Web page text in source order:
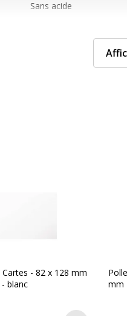
Sans acide
Cartes - 82 x 128 mm
blanc
mm